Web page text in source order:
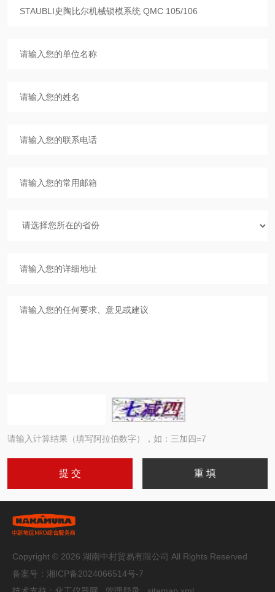
请输入计算结果（填写阿拉伯数字），如：三加四=7
Copyright © 2026 湖南中村贸易有限公司 All Rights Reserved
备案号： 湘ICP备2024066514号-7